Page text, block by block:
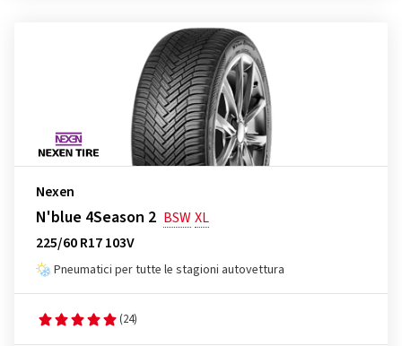
Nexen
N'blue 4Season 2 BSWXL
225/60 R17 103V
Pneumatici per tutte le stagioni autovettura
(24)